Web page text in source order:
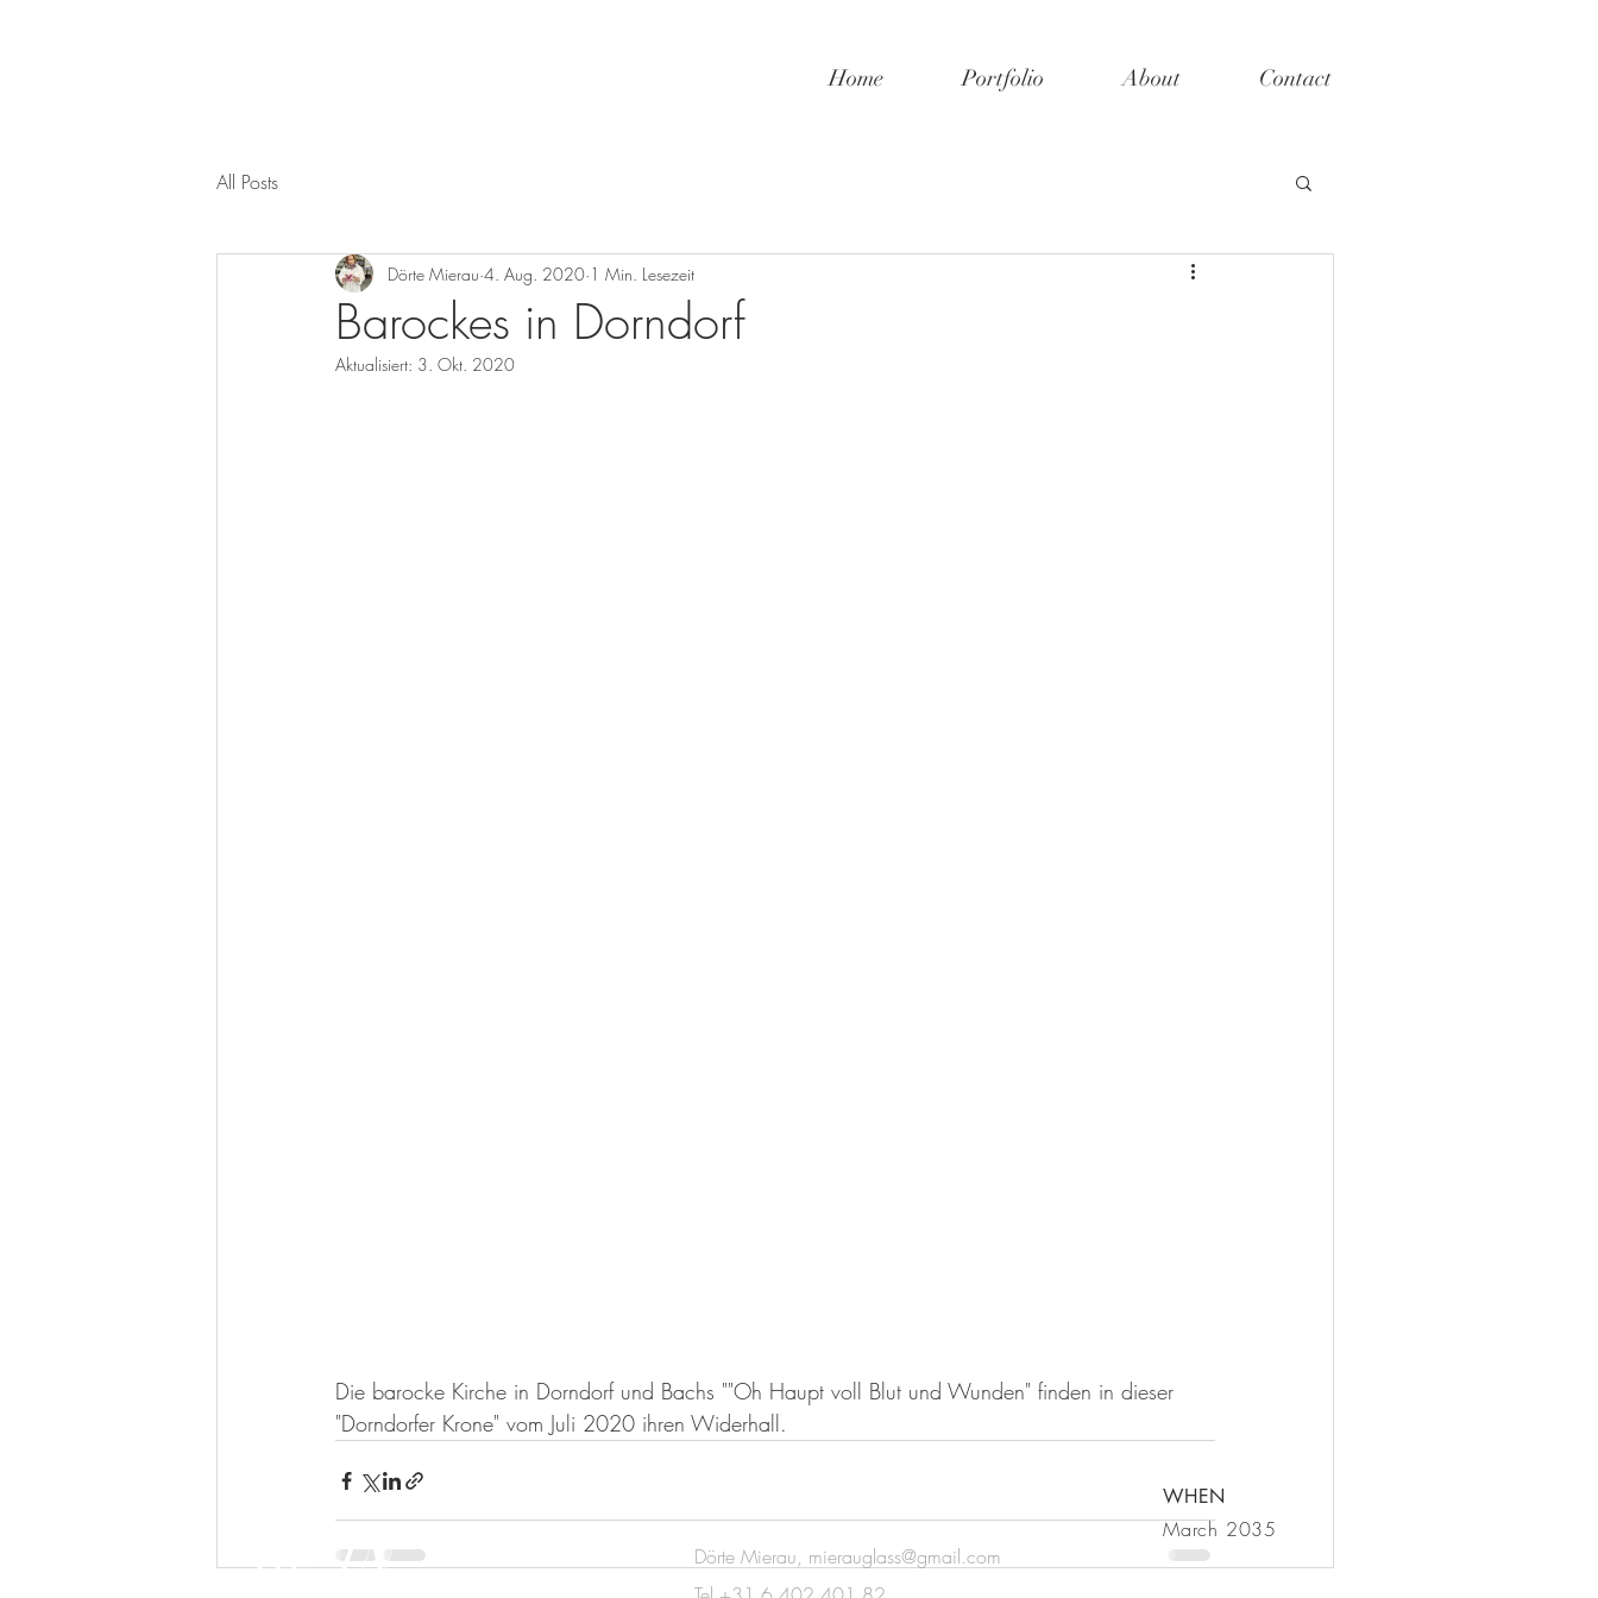
Home Portfolio About Contact
All Posts
Barockes in Dorndorf
Dörte Mierau 4. Aug. 2020 1 Min. Lesezeit
Aktualisiert: 3. Okt. 2020
Die barocke Kirche in Dorndorf und Bachs ""Oh Haupt voll Blut und Wunden" finden in dieser
"Dorndorfer Krone" vom Juli 2020 ihren Widerhall.
WHEN
BE IN
Dörte Mierau, mierauglass@gmail.com
March 2035